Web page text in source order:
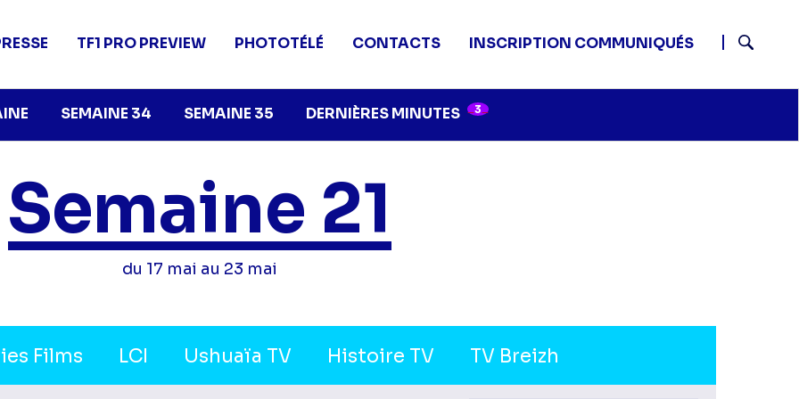
SEMAINE 34 SEMAINE 35 DERNIÈRES MINUTES 3
TF1 PRO PREVIEW PHOTOTÉLÉ CONTACTS
INSCRIPTION COMMUNIQUÉS
Semaine 21
du 17 mai au 23 mai
Films LCI Ushuaïa TV Histoire TV TV Breizh